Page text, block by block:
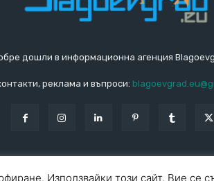
дошли в информационна агенция
реклама и въпроси:
Използвайки този сайт, Вие се